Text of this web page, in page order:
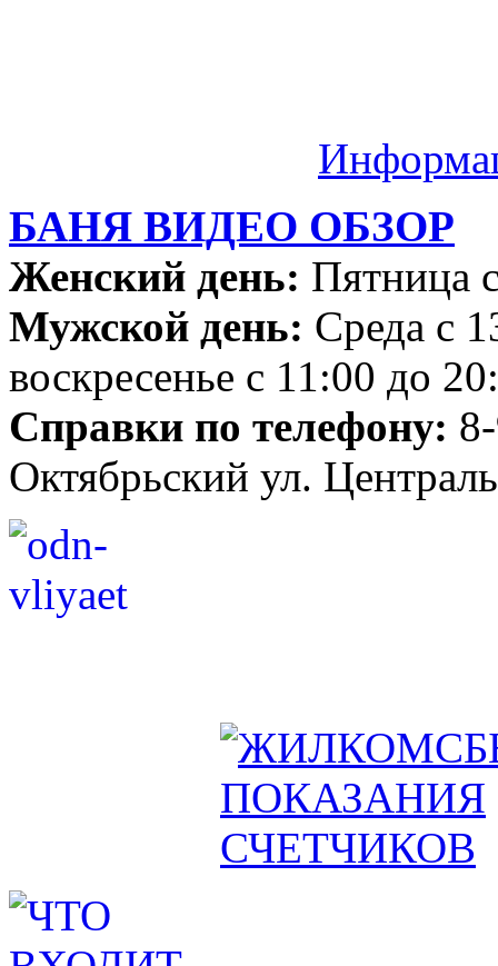
БАНЯ ВИДЕО ОБЗОР
Женский день: Пятница
Мужской день: Среда с
воскресенье с 11:00 до
Справки по телефону:
Октябрьский ул.